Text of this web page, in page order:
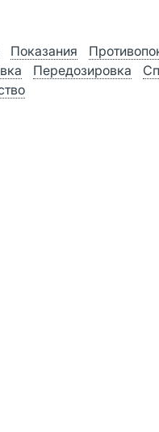
Показания
Передозировка